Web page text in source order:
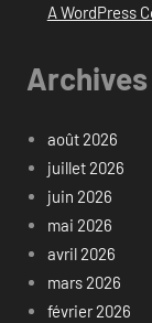
A WordPress
Archives
août 2026
juillet 2026
juin 2026
mai 2026
avril 2026
mars 2026
février 2026